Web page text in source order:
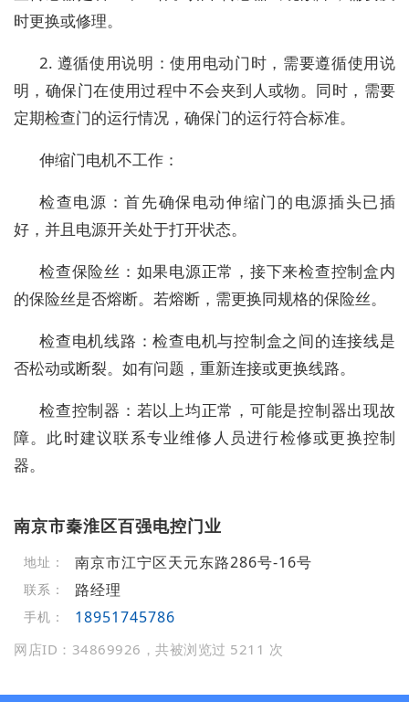
时更换或修理。
2. 遵循使用说明：使用电动门时，需要遵循使用说
明，确保门在使用过程中不会夹到人或物。同时，需要
定期检查门的运行情况，确保门的运行符合标准。
伸缩门电机不工作：
检查电源：首先确保电动伸缩门的电源插头已插
好，并且电源开关处于打开状态。
检查保险丝：如果电源正常，接下来检查控制盒内
的保险丝是否熔断。若熔断，需更换同规格的保险丝。
检查电机线路：检查电机与控制盒之间的连接线是
否松动或断裂。如有问题，重新连接或更换线路。
检查控制器：若以上均正常，可能是控制器出现故
障。此时建议联系专业维修人员进行检修或更换控制
器。
南京市秦淮区百强电控门业
地址： 南京市江宁区天元东路286号-16号
联系： 路经理
手机： 18951745786
网店ID：34869926，共被浏览过 5211 次